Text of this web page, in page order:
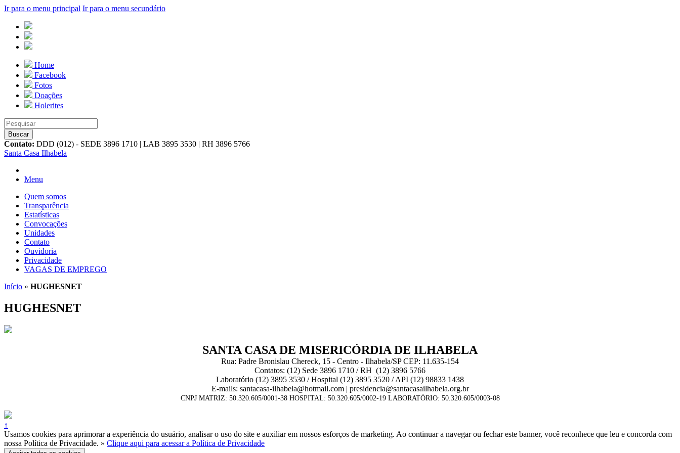
Ir para o menu principal Ir para o menu secundário
Home
Facebook
Fotos
Doações
Holerites
Contato: DDD (012) - SEDE 3896 1710 | LAB 3895 3530 | RH 3896 5766
Santa Casa Ilhabela
Menu
Quem somos
Transparência
Estatísticas
Convocações
Unidades
Contato
Ouvidoria
Privacidade
VAGAS DE EMPREGO
Início » HUGHESNET
HUGHESNET
SANTA CASA DE MISERICÓRDIA DE ILHABELA
Rua: Padre Bronislau Chereck, 15 - Centro - Ilhabela/SP CEP: 11.635-154
Contatos: (12) Sede 3896 1710 / RH (12) 3896 5766
Laboratório (12) 3895 3530 / Hospital (12) 3895 3520 / API (12) 98833 1438
E-mails: santacasa-ilhabela@hotmail.com | presidencia@santacasailhabela.org.br
CNPJ MATRIZ: 50.320.605/0001-38 HOSPITAL: 50.320.605/0002-19 LABORATÓRIO: 50.320.605/0003-08
↑
Usamos cookies para aprimorar a experiência do usuário, analisar o uso do site e auxiliar em nossos esforços de marketing. Ao continuar a navegar ou fechar este banner, você reconhece que leu e concorda com
nossa Política de Privacidade. » Clique aqui para acessar a Política de Privacidade